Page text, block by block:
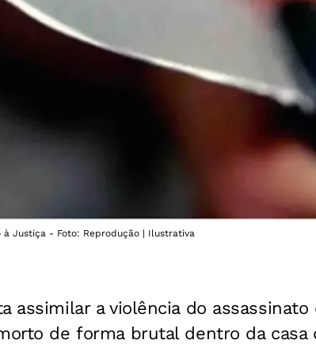
Justiça - Foto: Reprodução | Ilustrativa
assimilar a violência do assassinato
de forma brutal dentro da casa